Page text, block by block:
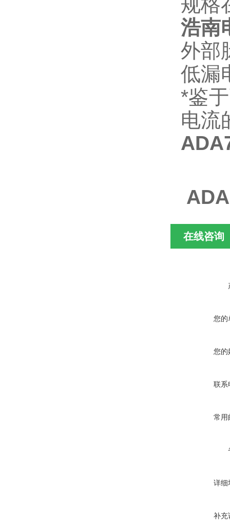
浩南
外部
低漏
*鉴
电流
在线咨询
您的
您的
联系
常用
详细
补充